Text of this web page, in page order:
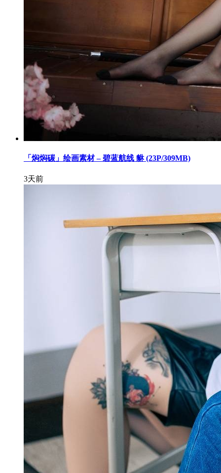
「焖焖碳」绘画素材 – 碧蓝航线 貅 (23P/309MB)
3天前